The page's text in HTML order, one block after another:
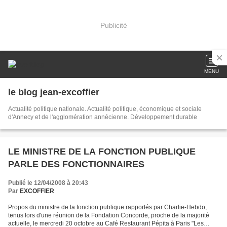
Publicité
MENU
le blog jean-excoffier
Actualité politique nationale. Actualité politique, économique et sociale
d'Annecy et de l'agglomération annécienne. Développement durable
LE MINISTRE DE LA FONCTION PUBLIQUE
PARLE DES FONCTIONNAIRES
Publié le 12/04/2008 à 20:43
Par EXCOFFIER
Propos du ministre de la fonction publique rapportés par Charlie-Hebdo,
tenus lors d'une réunion de la Fondation Concorde, proche de la majorité
actuelle, le mercredi 20 octobre au Café Restaurant Pépita à Paris "Les